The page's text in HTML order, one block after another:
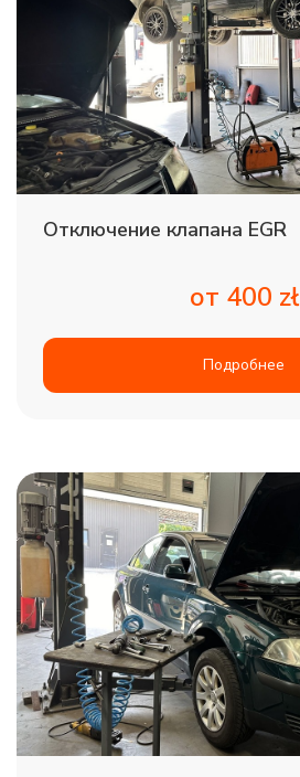
Отключение клапана EGR
от 400 zł
Подробнее